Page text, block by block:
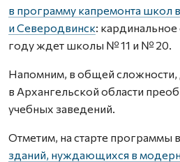
в программу капремонта школ
и Северодвинск:
году ждет школы № 11 и № 20.
Напомним, в общей сложности,
в Архангельской области
учебных заведений.
Отметим, на старте программы
зданий, нуждающихся в